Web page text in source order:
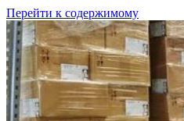
Перейти к содержимому